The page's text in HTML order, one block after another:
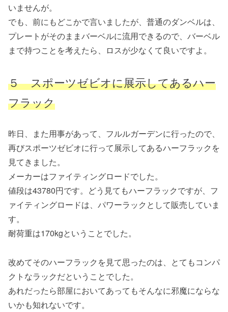
いませんが。
でも、前にもどこかで言いましたが、普通のダンベルは、
プレートがそのままバーベルに流用できるので、バーベル
まで持つことを考えたら、ロスが少なくて良いですよ。
５ スポーツゼビオに展示してあるハー
フラック
昨日、また用事があって、フルルガーデンに行ったので、
再びスポーツゼビオに行って展示してあるハーフラックを
見てきました。
メーカーはファイティングロードでした。
値段は43780円です。どう見てもハーフラックですが、フ
ァイティングロードは、パワーラックとして販売していま
す。
耐荷重は170kgということでした。
改めてそのハーフラックを見て思ったのは、とてもコンパ
クトなラックだということでした。
あれだったら部屋においてあってもそんなに邪魔にならな
いかも知れないです。